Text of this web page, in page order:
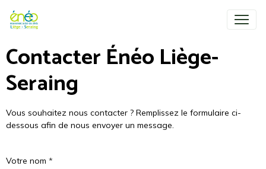
Contacter Énéo Liège-
Seraing
Vous souhaitez nous contacter ? Remplissez le formulaire ci-
dessous afin de nous envoyer un message.
Votre nom